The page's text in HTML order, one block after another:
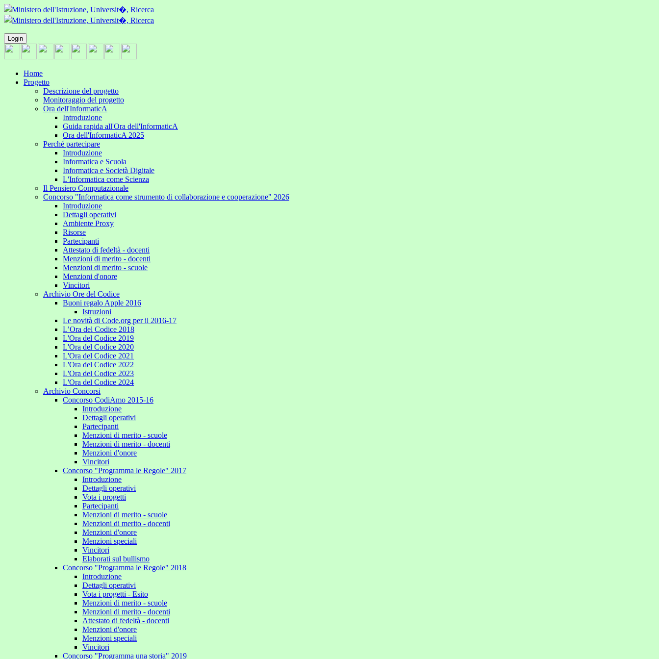
Login
Home
Progetto
Descrizione del progetto
Monitoraggio del progetto
Ora dell'InformaticA
Introduzione
Guida rapida all'Ora dell'InformaticA
Ora dell'InformaticA 2025
Perché partecipare
Introduzione
Informatica e Scuola
Informatica e Società Digitale
L'Informatica come Scienza
Il Pensiero Computazionale
Concorso "Informatica come strumento di collaborazione e cooperazione" 2026
Introduzione
Dettagli operativi
Ambiente Proxy
Risorse
Partecipanti
Attestato di fedeltà - docenti
Menzioni di merito - docenti
Menzioni di merito - scuole
Menzioni d'onore
Vincitori
Archivio Ore del Codice
Buoni regalo Apple 2016
Istruzioni
Le novità di Code.org per il 2016-17
L’Ora del Codice 2018
L'Ora del Codice 2019
L'Ora del Codice 2020
L'Ora del Codice 2021
L'Ora del Codice 2022
L'Ora del Codice 2023
L'Ora del Codice 2024
Archivio Concorsi
Concorso CodiAmo 2015-16
Introduzione
Dettagli operativi
Partecipanti
Menzioni di merito - scuole
Menzioni di merito - docenti
Menzioni d'onore
Vincitori
Concorso "Programma le Regole" 2017
Introduzione
Dettagli operativi
Vota i progetti
Partecipanti
Menzioni di merito - scuole
Menzioni di merito - docenti
Menzioni d'onore
Menzioni speciali
Vincitori
Elaborati sul bullismo
Concorso "Programma le Regole" 2018
Introduzione
Dettagli operativi
Vota i progetti - Esito
Menzioni di merito - scuole
Menzioni di merito - docenti
Attestato di fedeltà - docenti
Menzioni d'onore
Menzioni speciali
Vincitori
Concorso "Programma una storia" 2019